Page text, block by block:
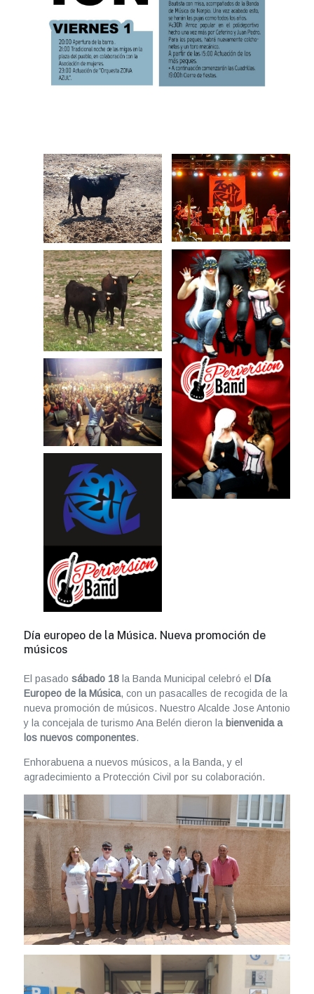
Día europeo de la Música. Nueva promoción de
músicos
El pasado sábado 18 la Banda Municipal celebró el Día
Europeo de la Música, con un pasacalles de recogida de la
nueva promoción de músicos. Nuestro Alcalde Jose Antonio
y la concejala de turismo Ana Belén dieron la bienvenida a
los nuevos componentes.
Enhorabuena a nuevos músicos, a la Banda, y el
agradecimiento a Protección Civil por su colaboración.